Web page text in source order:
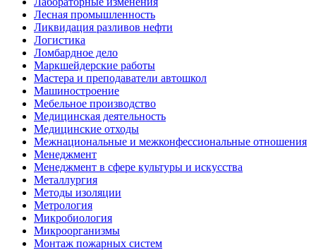
Лесная промышленность
Ликвидация разливов нефти
Логистика
Ломбардное дело
Маркшейдерские работы
Мастера и преподаватели автошкол
Машиностроение
Мебельное производство
Медицинская деятельность
Медицинские отходы
Межнациональные и межконфессиональные отношения
Менеджмент
Менеджмент в сфере культуры и искусства
Металлургия
Методы изоляции
Метрология
Микробиология
Микроорганизмы
Монтаж пожарных систем